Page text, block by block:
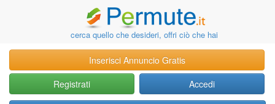
cerca quello che desideri, offri ciò che hai
Inserisci Annuncio Gratis
Registrati
Accedi